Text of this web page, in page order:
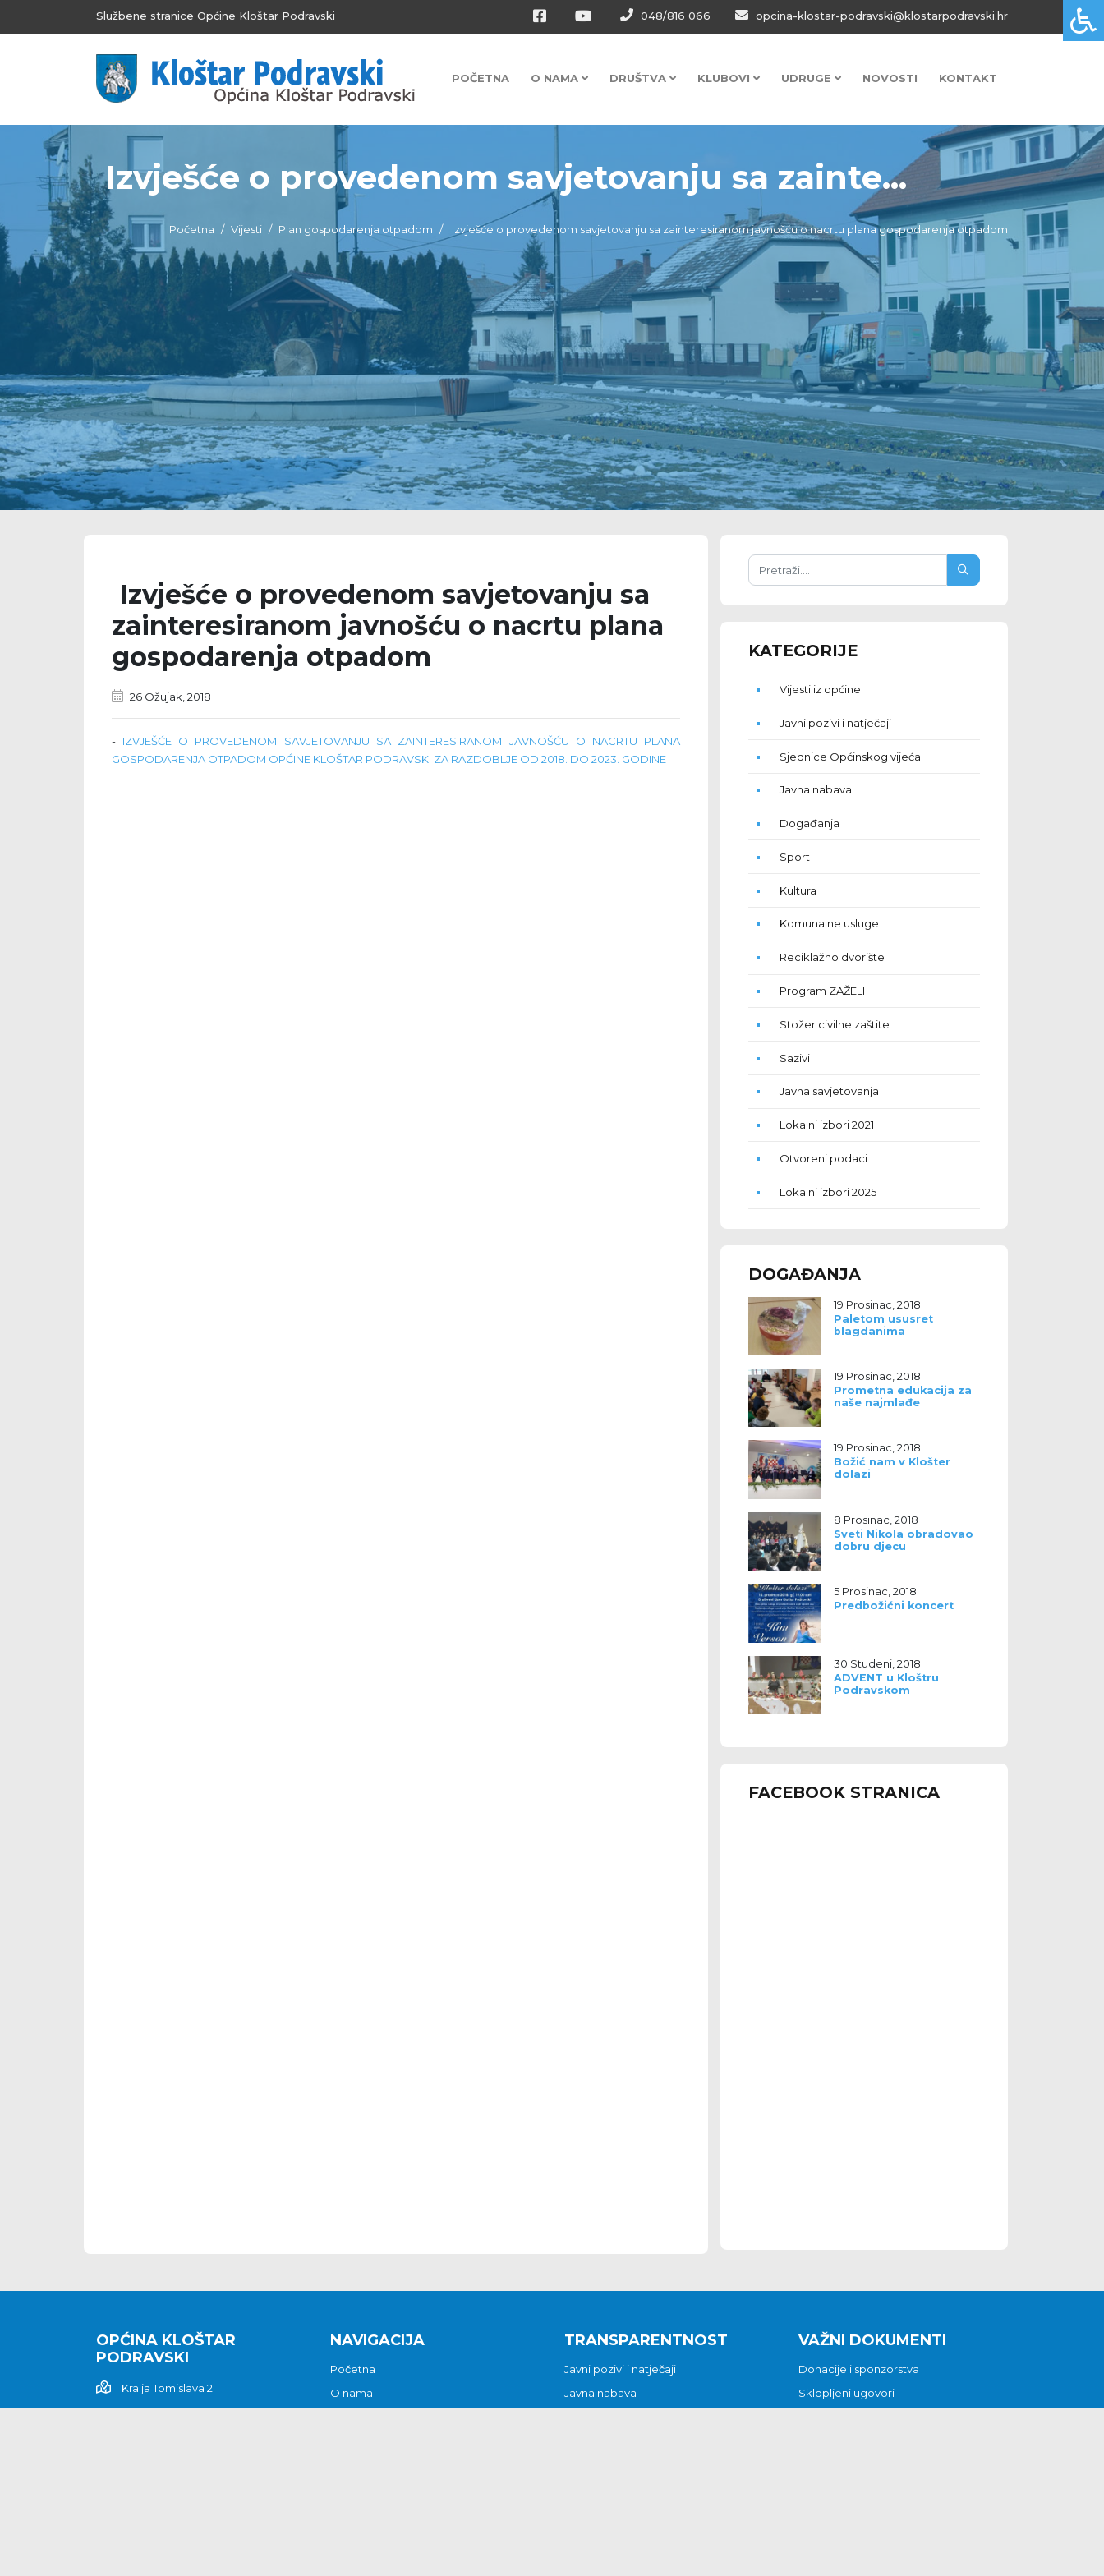
Službene stranice Općine Kloštar Podravski 048/816 066 opcina-klostar-podravski@klostarpodravski.hr
POČETNA O NAMA DRUŠTVA KLUBOVI UDRUGE NOVOSTI KONTAKT
Izvješće o provedenom savjetovanju sa zainte...
Početna Vijesti Plan gospodarenja otpadom Izvješće o provedenom savjetovanju sa zainteresiranom javnošću o nacrtu plana gospodarenja otpadom
Izvješće o provedenom savjetovanju sa
zainteresiranom javnošću o nacrtu plana
gospodarenja otpadom
26 Ožujak, 2018
- IZVJEŠĆE O PROVEDENOM SAVJETOVANJU SA ZAINTERESIRANOM JAVNOŠĆU O NACRTU PLANA
GOSPODARENJA OTPADOM OPĆINE KLOŠTAR PODRAVSKI ZA RAZDOBLJE OD 2018. DO 2023. GODINE
KATEGORIJE
Vijesti iz općine
Javni pozivi i natječaji
Sjednice Općinskog vijeća
Javna nabava
Događanja
Sport
Kultura
Komunalne usluge
Reciklažno dvorište
Program ZAŽELI
Stožer civilne zaštite
Sazivi
Javna savjetovanja
Lokalni izbori 2021
Otvoreni podaci
Lokalni izbori 2025
DOGAĐANJA
19 Prosinac, 2018
Paletom ususret
blagdanima
19 Prosinac, 2018
Prometna edukacija za
naše najmlađe
19 Prosinac, 2018
Božić nam v Klošter
dolazi
8 Prosinac, 2018
Sveti Nikola obradovao
dobru djecu
5 Prosinac, 2018
Predbožićni koncert
30 Studeni, 2018
ADVENT u Kloštru
Podravskom
FACEBOOK STRANICA
OPĆINA KLOŠTAR
PODRAVSKI
Kralja Tomislava 2
NAVIGACIJA
Početna
O nama
TRANSPARENTNOST
Javni pozivi i natječaji
Javna nabava
VAŽNI DOKUMENTI
Donacije i sponzorstva
Sklopljeni ugovori